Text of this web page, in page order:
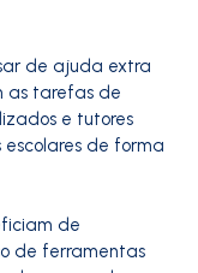
de ajuda extra
as tarefas de
e tutores
de forma
de
de ferramentas